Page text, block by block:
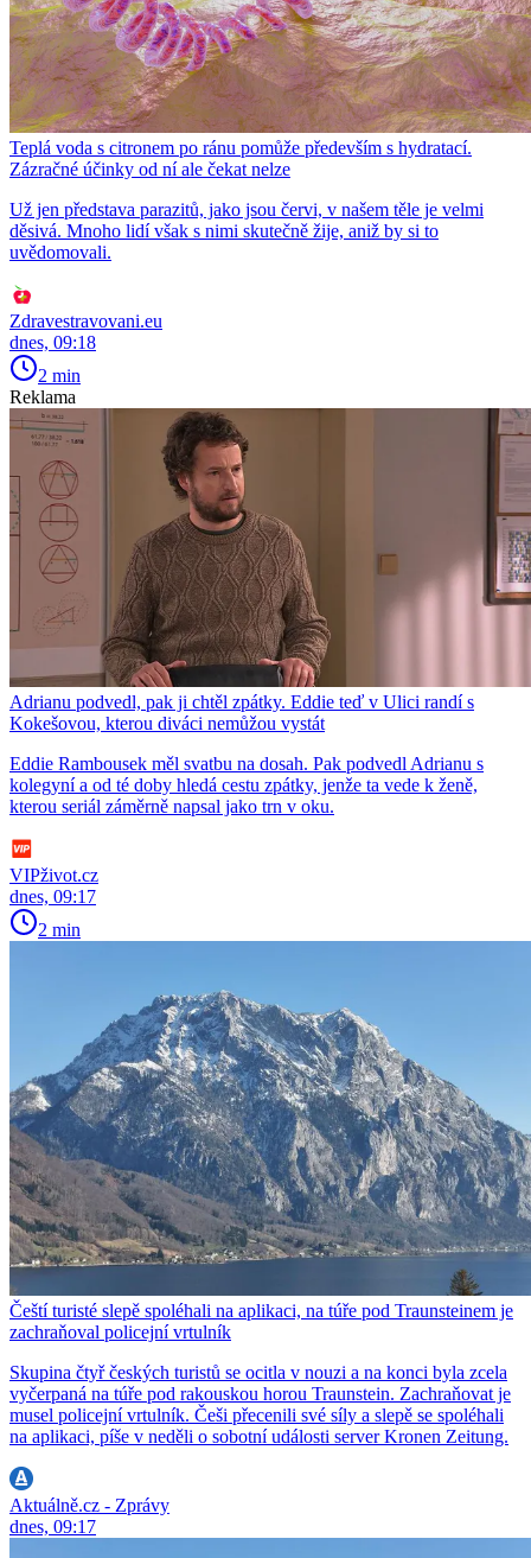
Teplá voda s citronem po ránu pomůže především s hydratací.
Zázračné účinky od ní ale čekat nelze
Už jen představa parazitů, jako jsou červi, v našem těle je velmi
děsivá. Mnoho lidí však s nimi skutečně žije, aniž by si to
uvědomovali.
Zdravestravovani.eu
dnes, 09:18
2 min
Reklama
Adrianu podvedl, pak ji chtěl zpátky. Eddie teď v Ulici randí s
Kokešovou, kterou diváci nemůžou vystát
Eddie Rambousek měl svatbu na dosah. Pak podvedl Adrianu s
kolegyní a od té doby hledá cestu zpátky, jenže ta vede k ženě,
kterou seriál záměrně napsal jako trn v oku.
VIPživot.cz
dnes, 09:17
2 min
Čeští turisté slepě spoléhali na aplikaci, na túře pod Traunsteinem je
zachraňoval policejní vrtulník
Skupina čtyř českých turistů se ocitla v nouzi a na konci byla zcela
vyčerpaná na túře pod rakouskou horou Traunstein. Zachraňovat je
musel policejní vrtulník. Češi přecenili své síly a slepě se spoléhali
na aplikaci, píše v neděli o sobotní události server Kronen Zeitung.
Aktuálně.cz - Zprávy
dnes, 09:17